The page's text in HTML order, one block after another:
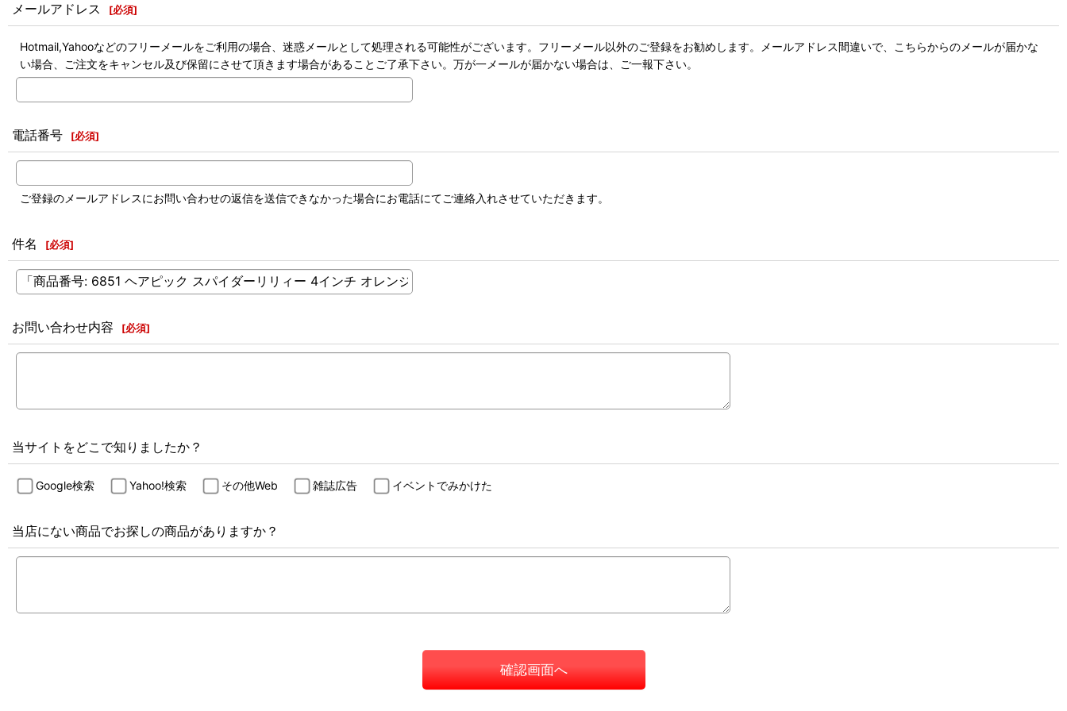
メールアドレス [必須]
Hotmail,Yahooなどのフリーメールをご利用の場合、迷惑メールとして処理される可能性がございます。フリーメール以外のご登録をお勧めします。メールアドレス間違いで、こちらからのメールが届かな
い場合、ご注文をキャンセル及び保留にさせて頂きます場合があることご了承下さい。万が一メールが届かない場合は、ご一報下さい。
電話番号 [必須]
ご登録のメールアドレスにお問い合わせの返信を送信できなかった場合にお電話にてご連絡入れさせていただきます。
件名 [必須]
お問い合わせ内容 [必須]
当サイトをどこで知りましたか？
Google検索 Yahoo!検索 その他Web 雑誌広告 イベントでみかけた
当店にない商品でお探しの商品がありますか？
確認画面へ